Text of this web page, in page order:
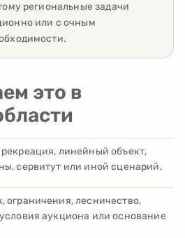
региональные задачи
или с очным
это в
линейный объект,
сервитут или иной сценарий.
ограничения, лесничество,
аукциона или основание